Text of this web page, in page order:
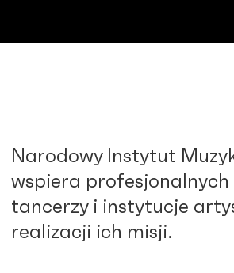
Narodowy Instytut
wspiera profesjonalnych
tancerzy i instytucje
realizacji ich misji.